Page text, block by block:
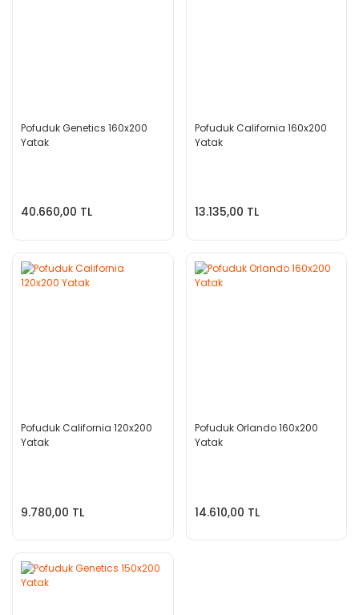
Pofuduk Genetics 160x200
Yatak
40.660,00 TL
Pofuduk California 160x200
Yatak
13.135,00 TL
Pofuduk California 120x200
Yatak
9.780,00 TL
Pofuduk Orlando 160x200
Yatak
14.610,00 TL